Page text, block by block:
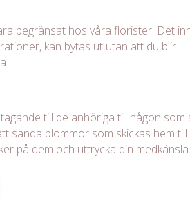
begränsat hos våra florister. Det
kan bytas ut utan att du blir
till de anhöriga till någon som
sända blommor som skickas hem till
på dem och uttrycka din medkänsla.